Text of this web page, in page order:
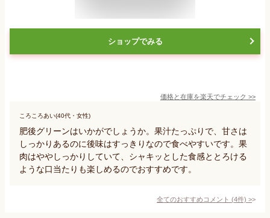
ショップでみる
価格と在庫を楽天でチェック >>
ころころあい(40代・女性)
肥後グリーンはいかがでしょうか。果汁たっぷりで、甘さは
しっかりあるのに後味はすっきりなので食べやすいです。果
肉はややしっかりしていて、シャキッとした食感ととろける
ような口当たりも楽しめるのでおすすめです。
全てのおすすめコメント (4件) >